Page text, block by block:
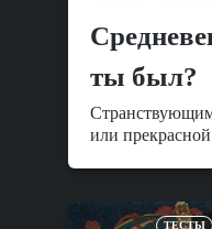
ты был?
или
ТЕСТЫ